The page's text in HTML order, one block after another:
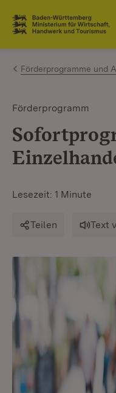
Zum Inhalt
Link zur Startseite
Förderprogramme und
Förderprogramm
Lesezeit: 1 Minute
Teilen Text